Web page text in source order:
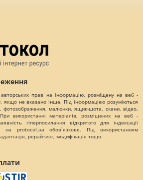
прав на інформацію, розміщену на веб -
якщо не вказано інше. Під інформацією розуміються
фотозображення, малюнки, ящик-шота, скани, відео,
використанні матеріалів, розміщених на веб -
гіперпосилання відкритого для індексації
на protocol.ua обов`язкове. Під використанням
рерайтинг, модифікація тощо.